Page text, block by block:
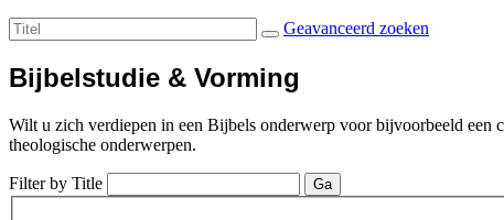
Geavanceerd zoeken
Bijbelstudie & Vorming
Wilt u zich verdiepen in een Bijbels onderwerp voor bijvoorbeeld een
theologische onderwerpen.
Filter by Title Ga